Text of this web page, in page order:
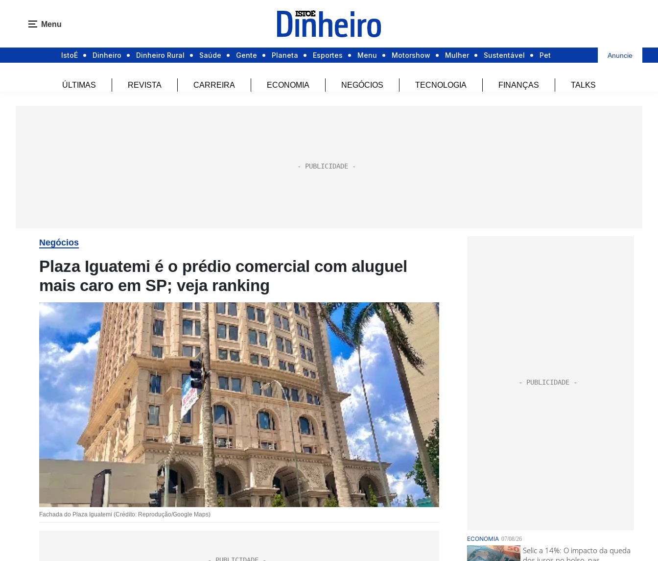
Menu
IstoÉ Dinheiro Dinheiro Rural Saúde Gente Planeta Esportes Menu Motorshow Mulher Sustentável Pet Anuncie
ÚLTIMAS REVISTA CARREIRA ECONOMIA NEGÓCIOS TECNOLOGIA FINANÇAS TALKS
Negócios
Plaza Iguatemi é o prédio comercial com aluguel
mais caro em SP; veja ranking
Fachada do Plaza Iguatemi (Crédito: Reprodução/Google Maps)